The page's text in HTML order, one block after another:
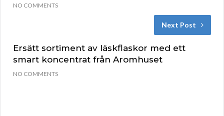
NO COMMENTS
Next Post
Ersätt sortiment av läskflaskor med ett
smart koncentrat från Aromhuset
NO COMMENTS